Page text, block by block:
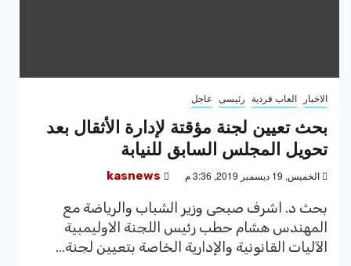
الاخبار العاب فردية رئيسى عاجل
بحث تعيين لجنة مؤقتة لإدارة الأثقال بعد
تحويل المجلس السابق للنيابة
الخميس, 19 ديسمبر 2019, 3:36 م kasnews
بحث د. اشرف صبحى وزير الشباب والرياضة مع
المهندس هشام حطب رئيس اللجنة الاوليمبية
الآليات القانونية والإدارية الخاصة بتعيين لجنة...